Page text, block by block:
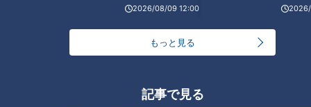
2026/08/09 12:00
もっと見る
記事で見る
ドルが一般道だけで走ってみた
ドルが一般道だけで走ってみた